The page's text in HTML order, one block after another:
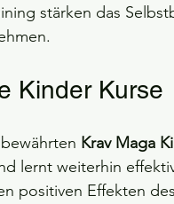
stärken das
Kinder Kurse
Krav Maga
lernt weiterhin
positiven Effekten